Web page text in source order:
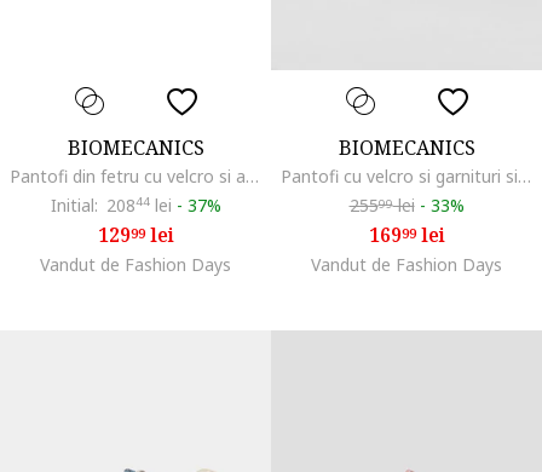
BIOMECANICS
Pantofi din fetru cu velcro si aplicatii, Gri cenusiu/Alb murdar/Roz
Initial: 20844lei - 37%
12999lei
Vandut de Fashion Days
BIOMECANICS
Pantofi cu velcro si garnituri sintetice, Piersica
25599lei - 33%
16999lei
Vandut de Fashion Days